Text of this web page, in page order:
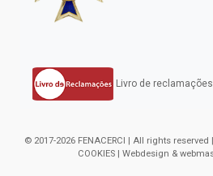
Livro de
© 2017-2026 FENACERCI | All rights reserved |
COOKIES | Webdesign &